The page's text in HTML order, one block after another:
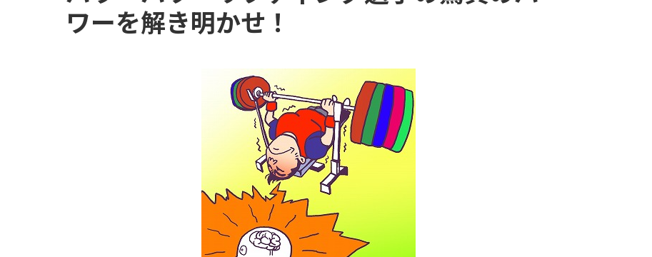
大学パンフ
大学入学共通テスト「受験上の配慮案内」
小学校教員資
ワーを解き明かせ！